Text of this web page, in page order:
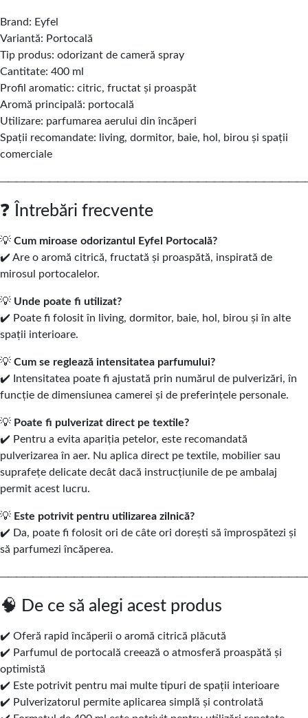
Brand: Eyfel
Variantă: Portocală
Tip produs: odorizant de cameră spray
Cantitate: 400 ml
Profil aromatic: citric, fructat și proaspăt
Aromă principală: portocală
Utilizare: parfumarea aerului din încăperi
Spații recomandate: living, dormitor, baie, hol, birou și spații
comerciale
❓ Întrebări frecvente
💡 Cum miroase odorizantul Eyfel Portocală?
✔️ Are o aromă citrică, fructată și proaspătă, inspirată de
mirosul portocalelor.
💡 Unde poate fi utilizat?
✔️ Poate fi folosit în living, dormitor, baie, hol, birou și în alte
spații interioare.
💡 Cum se reglează intensitatea parfumului?
✔️ Intensitatea poate fi ajustată prin numărul de pulverizări, în
funcție de dimensiunea camerei și de preferințele personale.
💡 Poate fi pulverizat direct pe textile?
✔️ Pentru a evita apariția petelor, este recomandată
pulverizarea în aer. Nu aplica direct pe textile, mobilier sau
suprafețe delicate decât dacă instrucțiunile de pe ambalaj
permit acest lucru.
💡 Este potrivit pentru utilizarea zilnică?
✔️ Da, poate fi folosit ori de câte ori dorești să împrospătezi și
să parfumezi încăperea.
🧠 De ce să alegi acest produs
✔️ Oferă rapid încăperii o aromă citrică plăcută
✔️ Parfumul de portocală creează o atmosferă proaspătă și
optimistă
✔️ Este potrivit pentru mai multe tipuri de spații interioare
✔️ Pulverizatorul permite aplicarea simplă și controlată